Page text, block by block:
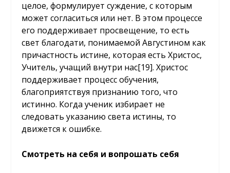
целое, формулирует суждение, с которым
может согласиться или нет. В этом процессе
его поддерживает просвещение, то есть
свет благодати, понимаемой Августином как
причастность истине, которая есть Христос,
Учитель, учащий внутри нас[19]. Христос
поддерживает процесс обучения,
благоприятствуя признанию того, что
истинно. Когда ученик избирает не
следовать указанию света истины, то
движется к ошибке.
Смотреть на себя и вопрошать себя